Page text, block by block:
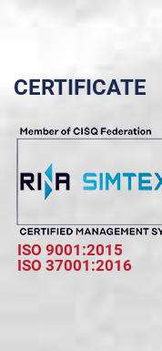
CERTIFICATE
ISO 9001:2015
ISO 37001:2016